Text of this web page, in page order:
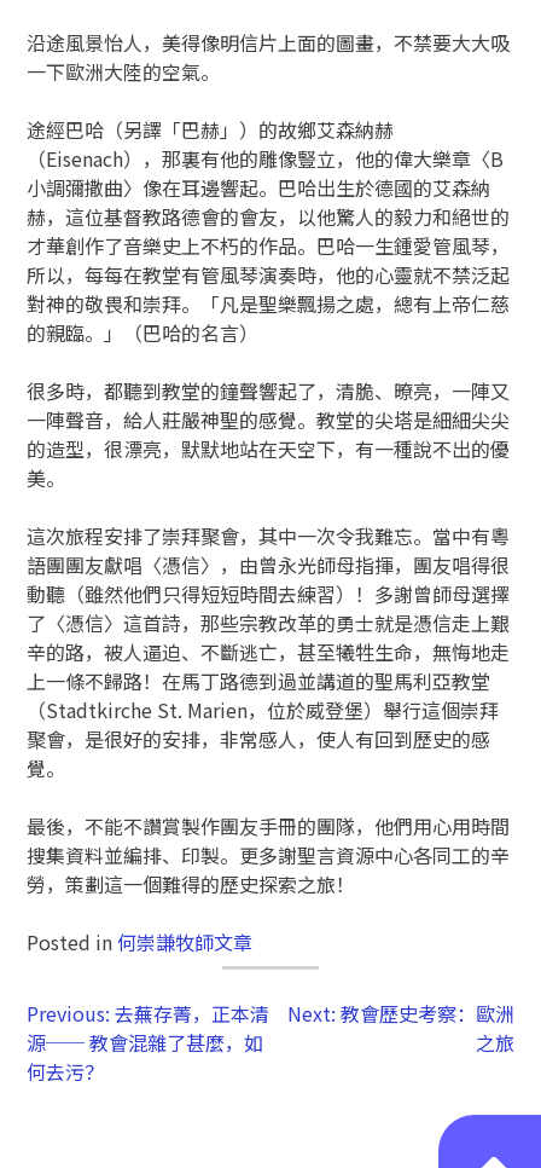
沿途風景怡人，美得像明信片上面的圖畫，不禁要大大吸
一下歐洲大陸的空氣。
途經巴哈（另譯「巴赫」）的故鄉艾森納赫
（Eisenach），那裏有他的雕像豎立，他的偉大樂章〈B
小調彌撒曲〉像在耳邊響起。巴哈出生於德國的艾森納
赫，這位基督教路德會的會友，以他驚人的毅力和絕世的
才華創作了音樂史上不朽的作品。巴哈一生鍾愛管風琴，
所以，每每在教堂有管風琴演奏時，他的心靈就不禁泛起
對神的敬畏和崇拜。「凡是聖樂飄揚之處，總有上帝仁慈
的親臨。」（巴哈的名言）
很多時，都聽到教堂的鐘聲響起了，清脆、暸亮，一陣又
一陣聲音，給人莊嚴神聖的感覺。教堂的尖塔是細細尖尖
的造型，很漂亮，默默地站在天空下，有一種說不出的優
美。
這次旅程安排了崇拜聚會，其中一次令我難忘。當中有粵
語團團友獻唱〈憑信〉，由曾永光師母指揮，團友唱得很
動聽（雖然他們只得短短時間去練習）！多謝曾師母選擇
了〈憑信〉這首詩，那些宗教改革的勇士就是憑信走上艱
辛的路，被人逼迫、不斷逃亡，甚至犧牲生命，無悔地走
上一條不歸路！在馬丁路德到過並講道的聖馬利亞教堂
（Stadtkirche St. Marien，位於威登堡）舉行這個崇拜
聚會，是很好的安排，非常感人，使人有回到歷史的感
覺。
最後，不能不讚賞製作團友手冊的團隊，他們用心用時間
搜集資料並編排、印製。更多謝聖言資源中心各同工的辛
勞，策劃這一個難得的歷史探索之旅！
Posted in 何崇謙牧師文章
Previous: 去蕪存菁，正本清
源── 教會混雜了甚麼，如
何去污？
Next: 教會歷史考察：歐洲
之旅